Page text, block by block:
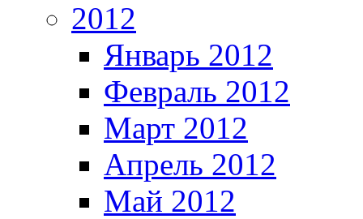
2012
Январь 2012
Февраль 2012
Март 2012
Апрель 2012
Май 2012